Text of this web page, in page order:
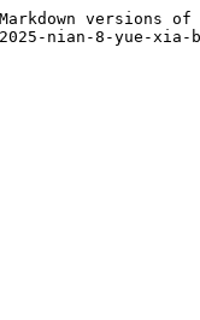
versions of
nian-8-yue-xia-